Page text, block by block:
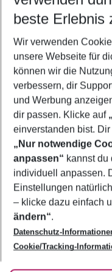
2 Erwachsene
Mehr
Footer
Footer navigation
Über uns
AGB
Bestpreisgarantie
Cookie-Einstellungen
Cookie-Richtlinie
Agenturbetreuung
Barrierefreies Reisen
Folge uns
beste Erlebnis
Wir verwenden
unsere Webseite für
können wir die
verbessern, dir
und Werbung
dir passen. Klicke auf
einverstanden bist.
„Nur notwendige
anpassen“ kannst du
individuell anpassen.
Einstellungen
– klicke dazu einfach
ändern“.
Datenschutz-
Cookie/Tracking-